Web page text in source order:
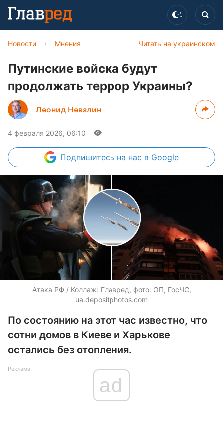
Читать на украинском
Новости › Мнения
Путинские войска будут
продолжать террор Украины?
Леонид Невзлин
4 февраля 2026, 06:10
Подпишитесь на нас в Google
Атака РФ / Коллаж: Главред, фото: ОП, ГосЧС,
ua.depositphotos.com
По состоянию на этот час известно, что
сотни домов в Киеве и Харькове
остались без отопления.
Реклама
ad